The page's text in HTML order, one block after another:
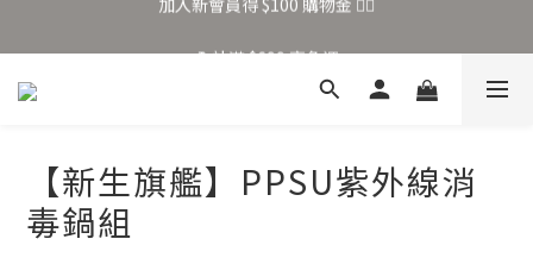
加入新會員得 $100 購物金 👉🏻
【新生旗艦】PPSU紫外線消
毒鍋組